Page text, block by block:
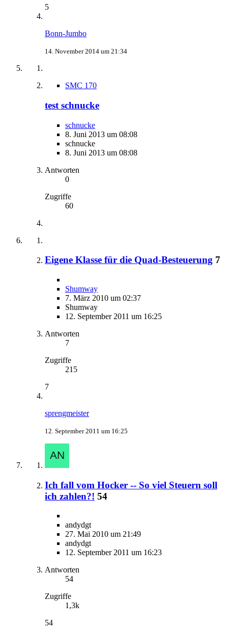
5
Bonn-Jumbo
14. November 2014 um 21:34
SMC 170
test schnucke
schnucke
8. Juni 2013 um 08:08
schnucke
8. Juni 2013 um 08:08
Antworten
0
Zugriffe
60
Eigene Klasse für die Quad-Besteuerung 7
Shumway
7. März 2010 um 02:37
Shumway
12. September 2011 um 16:25
Antworten
7
Zugriffe
215
7
sprengmeister
12. September 2011 um 16:25
Ich fall vom Hocker -- So viel Steuern soll
ich zahlen?! 54
andydgt
27. Mai 2010 um 21:49
andydgt
12. September 2011 um 16:23
Antworten
54
Zugriffe
1,3k
54